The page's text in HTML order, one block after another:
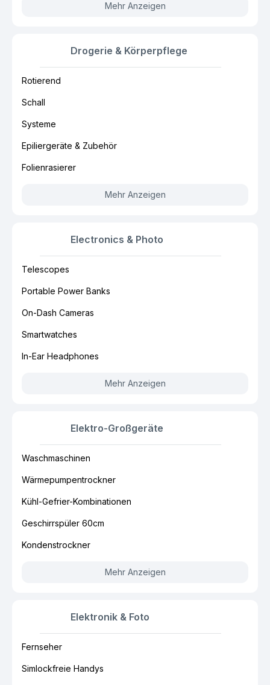
Mehr Anzeigen
Drogerie & Körperpflege
Rotierend
Schall
Systeme
Epiliergeräte & Zubehör
Folienrasierer
Mehr Anzeigen
Electronics & Photo
Telescopes
Portable Power Banks
On-Dash Cameras
Smartwatches
In-Ear Headphones
Mehr Anzeigen
Elektro-Großgeräte
Waschmaschinen
Wärmepumpentrockner
Kühl-Gefrier-Kombinationen
Geschirrspüler 60cm
Kondenstrockner
Mehr Anzeigen
Elektronik & Foto
Fernseher
Simlockfreie Handys